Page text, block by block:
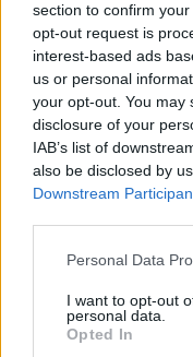
section to confirm
opt-out request is
interest-based ads
us or personal
your opt-out. You may
disclosure of your
IAB’s list of
also be disclosed by
Downstream
Please note that this
not limited to your
grant or deny consent
use your data for
Personal Data
I want to opt-out
personal data.
Opted In
Washington
energiáról
Amerika elvárása,
Magyarország,
mindig vesznek
Lapszemle